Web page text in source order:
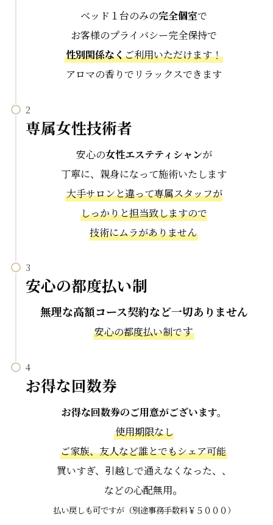
ベッド１台のみの完全個室で
お客様のプライバシー完全保持で
性別関係なくご利用いただけます！
アロマの香りでリラックスできます
専属女性技術者
安心の女性エステティシャンが
丁寧に、親身になって施術いたします
大手サロンと違って専属スタッフが
しっかりと担当致しますので
技術にムラがありません
安心の都度払い制
無理な高額コース契約など一切ありません
安心の都度払い制です
お得な回数券
お得な回数券のご用意がございます。
使用期限なし
ご家族、友人など誰とでもシェア可能
買いすぎ、引越しで通えなくなった、、
などの心配無用。
払い戻しも可ですが（別途事務手数料￥５０００）